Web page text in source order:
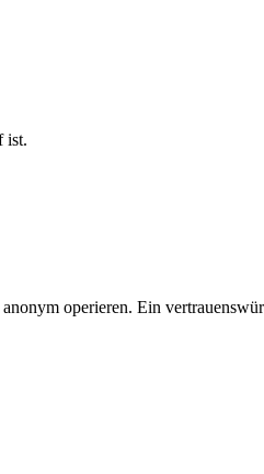
ist.
operieren. Ein